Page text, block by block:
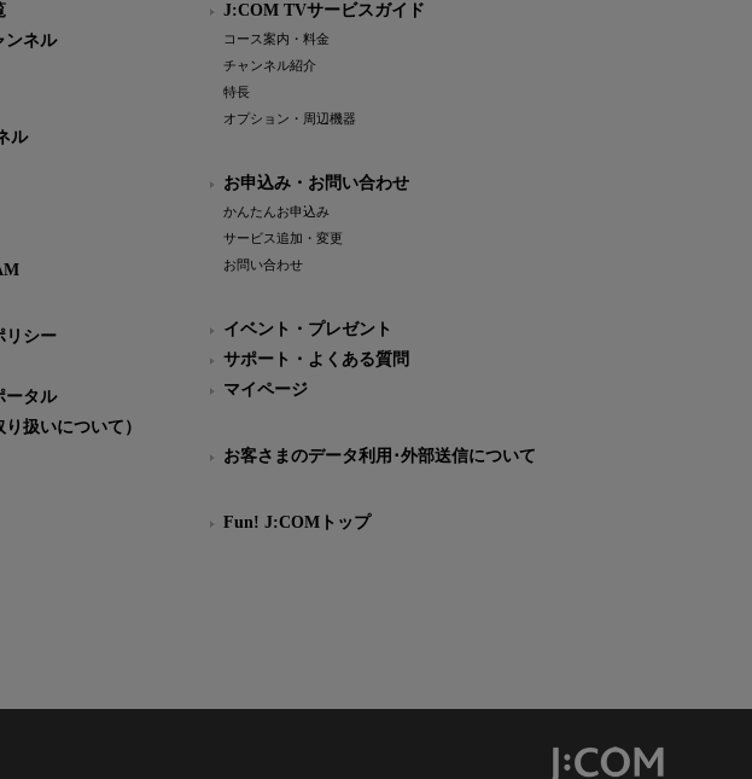
ンネル
ル
リシー
ータル
り扱いについて）
J:COM TVサービスガイド
コース案内・料金
チャンネル紹介
特長
オプション・周辺機器
お申込み・お問い合わせ
かんたんお申込み
サービス追加・変更
お問い合わせ
イベント・プレゼント
サポート・よくある質問
マイページ
お客さまのデータ利用･外部送信について
Fun! J:COMトップ